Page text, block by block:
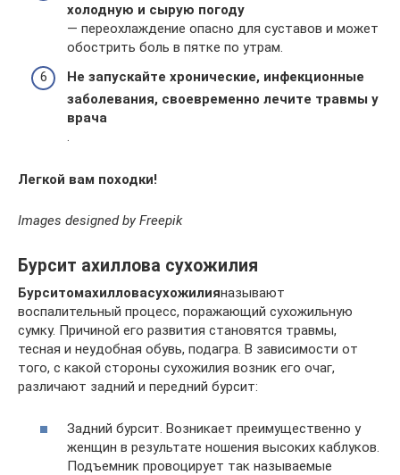
холодную и сырую погоду
— переохлаждение опасно для суставов и может
обострить боль в пятке по утрам.
Не запускайте хронические, инфекционные
заболевания, своевременно лечите травмы у
врача
.
Легкой вам походки!
Images designed by Freepik
Бурсит ахиллова сухожилия
Бурситомахилловасухожилияназывают
воспалительный процесс, поражающий сухожильную
сумку. Причиной его развития становятся травмы,
тесная и неудобная обувь, подагра. В зависимости от
того, с какой стороны сухожилия возник его очаг,
различают задний и передний бурсит:
Задний бурсит. Возникает преимущественно у
женщин в результате ношения высоких каблуков.
Подъемник провоцирует так называемые